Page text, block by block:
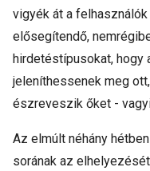
vigyék át a
elősegítendő,
hirdetéstípusokat, hogy
jeleníthessenek meg
észreveszik őket -
Az elmúlt néhány
sorának az